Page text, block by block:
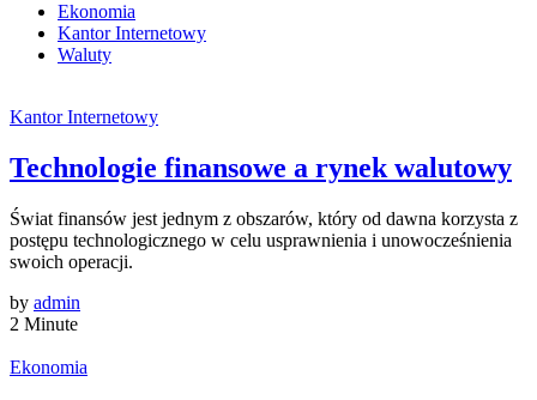
Ekonomia
Kantor Internetowy
Waluty
Kantor Internetowy
Technologie finansowe a rynek walutowy
Świat finansów jest jednym z obszarów, który od dawna korzysta z
postępu technologicznego w celu usprawnienia i unowocześnienia
swoich operacji.
by admin
2 Minute
Ekonomia